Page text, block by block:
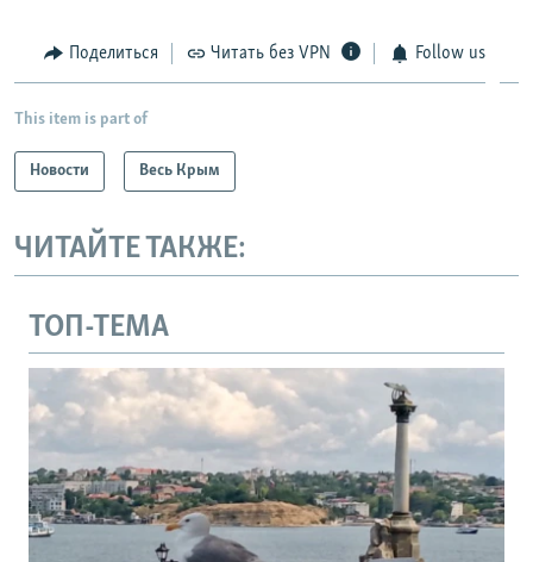
Поделиться Читать без VPN Follow us
This item is part of
Новости Весь Крым
ЧИТАЙТЕ ТАКЖЕ:
ТОП-ТЕМА